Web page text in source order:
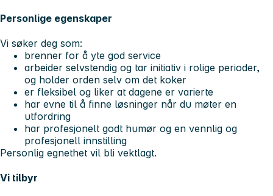
Personlige egenskaper
Vi søker deg som:
brenner for å yte god service
arbeider selvstendig og tar initiativ i rolige perioder,
og holder orden selv om det koker
er fleksibel og liker at dagene er varierte
har evne til å finne løsninger når du møter en
utfordring
har profesjonelt godt humør og en vennlig og
profesjonell innstilling
Personlig egnethet vil bli vektlagt.
Vi tilbyr